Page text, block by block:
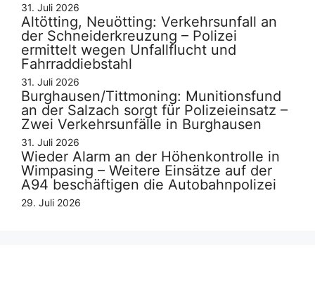
31. Juli 2026
Altötting, Neuötting: Verkehrsunfall an
der Schneiderkreuzung – Polizei
ermittelt wegen Unfallflucht und
Fahrraddiebstahl
31. Juli 2026
Burghausen/Tittmoning: Munitionsfund
an der Salzach sorgt für Polizeieinsatz –
Zwei Verkehrsunfälle in Burghausen
31. Juli 2026
Wieder Alarm an der Höhenkontrolle in
Wimpasing – Weitere Einsätze auf der
A94 beschäftigen die Autobahnpolizei
29. Juli 2026